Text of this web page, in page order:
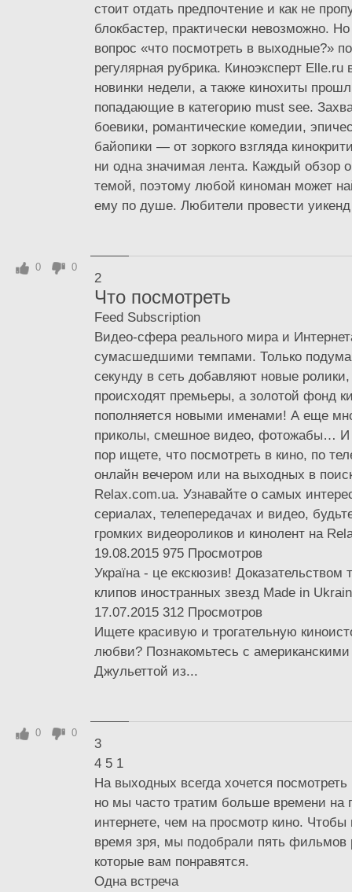
стоит отдать предпочтение и как не
блокбастер, практически невозможно. Но
вопрос «что посмотреть в выходные?»
регулярная рубрика. Киноэксперт Elle.ru
новинки недели, а также кинохиты
попадающие в категорию must see.
боевики, романтические комедии,
байопики — от зоркого взгляда
ни одна значимая лента. Каждый обзор
темой, поэтому любой киноман может
ему по душе. Любители провести
2
Что посмотреть
Feed Subscription
Видео-сфера реального мира и
сумасшедшими темпами. Только
секунду в сеть добавляют новые
происходят премьеры, а золотой фонд
пополняется новыми именами! А еще
приколы, смешное видео, фотожабы…
пор ищете, что посмотреть в кино, по
онлайн вечером или на выходных в
Relax.com.ua. Узнавайте о самых
сериалах, телепередачах и видео,
громких видеороликов и кинолент на
19.08.2015 975 Просмотров
Україна - це екскюзив! Доказательством
клипов иностранных звезд Made in
17.07.2015 312 Просмотров
Ищете красивую и трогательную
любви? Познакомьтесь с
Джульеттой из...
0 0
3
4 5 1
На выходных всегда хочется
но мы часто тратим больше времени на
интернете, чем на просмотр кино.
время зря, мы подобрали пять фильмов
которые вам понравятся.
Одна встреча
0 0